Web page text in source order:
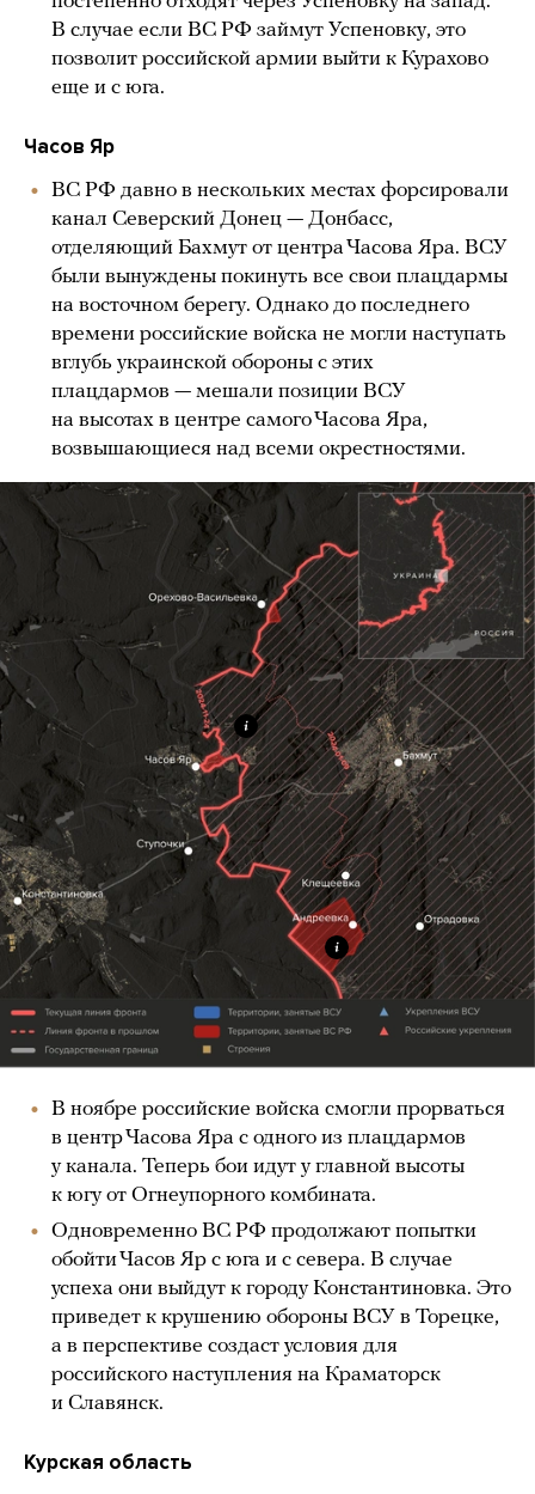
В случае если ВС РФ займут Успеновку, это
позволит российской армии выйти к Курахово
еще и с юга.
Часов Яр
ВС РФ давно в нескольких местах форсировали
канал Северский Донец — Донбасс,
отделяющий Бахмут от центра Часова Яра. ВСУ
были вынуждены покинуть все свои плацдармы
на восточном берегу. Однако до последнего
времени российские войска не могли наступать
вглубь украинской обороны с этих
плацдармов — мешали позиции ВСУ
на высотах в центре самого Часова Яра,
возвышающиеся над всеми окрестностями.
В ноябре российские войска смогли прорваться
в центр Часова Яра с одного из плацдармов
у канала. Теперь бои идут у главной высоты
к югу от Огнеупорного комбината.
Одновременно ВС РФ продолжают попытки
обойти Часов Яр с юга и с севера. В случае
успеха они выйдут к городу Константиновка. Это
приведет к крушению обороны ВСУ в Торецке,
а в перспективе создаст условия для
российского наступления на Краматорск
и Славянск.
Курская область